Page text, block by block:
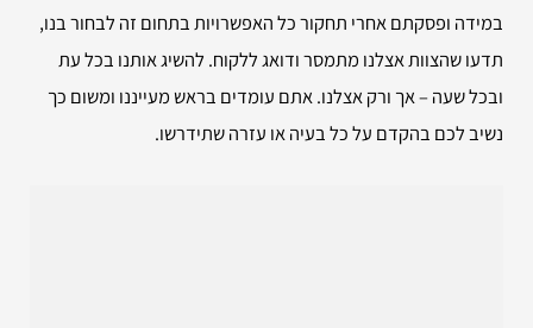
במידה ופסקתם אחרי תחקור כל האפשרויות בתחום זה לבחור בנו,
תדעו שהצוות אצלנו מתמסר ודואג ללקוח. להשיג אותנו בכל עת
ובכל שעה – אך ורק אצלנו. אתם עומדים בראש מעייננו ומשום כך
נשיב לכם בהקדם על כל בעיה או עזרה שתידרשו.